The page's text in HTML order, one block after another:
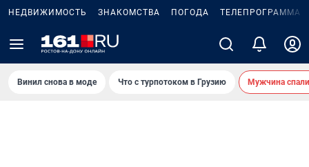
НЕДВИЖИМОСТЬ ЗНАКОМСТВА ПОГОДА ТЕЛЕПРОГРАММА
Винил снова в моде Что с турпотоком в Грузию Мужчина